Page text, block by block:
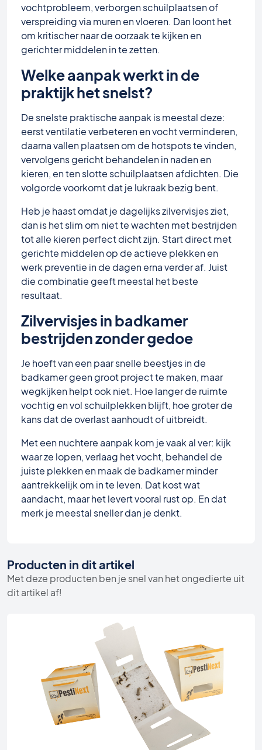
vochtprobleem, verborgen schuilplaatsen of
verspreiding via muren en vloeren. Dan loont het
om kritischer naar de oorzaak te kijken en
gerichter middelen in te zetten.
Welke aanpak werkt in de
praktijk het snelst?
De snelste praktische aanpak is meestal deze:
eerst ventilatie verbeteren en vocht verminderen,
daarna vallen plaatsen om de hotspots te vinden,
vervolgens gericht behandelen in naden en
kieren, en ten slotte schuilplaatsen afdichten. Die
volgorde voorkomt dat je lukraak bezig bent.
Heb je haast omdat je dagelijks zilvervisjes ziet,
dan is het slim om niet te wachten met bestrijden
tot alle kieren perfect dicht zijn. Start direct met
gerichte middelen op de actieve plekken en
werk preventie in de dagen erna verder af. Juist
die combinatie geeft meestal het beste
resultaat.
Zilvervisjes in badkamer
bestrijden zonder gedoe
Je hoeft van een paar snelle beestjes in de
badkamer geen groot project te maken, maar
wegkijken helpt ook niet. Hoe langer de ruimte
vochtig en vol schuilplekken blijft, hoe groter de
kans dat de overlast aanhoudt of uitbreidt.
Met een nuchtere aanpak kom je vaak al ver: kijk
waar ze lopen, verlaag het vocht, behandel de
juiste plekken en maak de badkamer minder
aantrekkelijk om in te leven. Dat kost wat
aandacht, maar het levert vooral rust op. En dat
merk je meestal sneller dan je denkt.
Producten in dit artikel
Met deze producten ben je snel van het ongedierte uit
dit artikel af!